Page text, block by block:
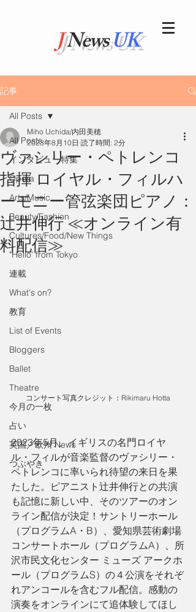
JNewsUK
記事
All Posts
インタビュー特集
Opera
Arts/Music
Beauty/Fashion
Cultures/Food/New Things
"Hello' from Tokyo
連載
What's on?
教育
List of Events
Bloggers
Ballet
Theatre
今月の一枚
占い
英国／欧州 News
つぶやき
All Posts
ヴァシリー・ペトレンコ
指揮 ロイヤル・フィルハ
ーモニー管弦楽団ピアノ：
辻󠄀井伸行 ≪オンライン有
料配信≫
Miho Uchida/内田美穂
2023年8月10日 読了時間: 2分
コンサート写真クレジット：Rikimaru Hotta
2023年5月、イギリスの名門ロイヤ
ル・フィルが音楽監督のヴァシリー・
ペトレンコに率いられ待望の来日を果
たした。ピアニスト辻井伸行との共演
も記憶に新しい中、そのツアーのオン
ライン配信が決定！サントリーホール
（プログラムA・B）、愛知県芸術劇場
コンサートホール（プログラムA）、所
沢市民文化センター ミューズ アークホ
ール（プログラムS）の４公演をそれぞ
れアンコールを含むフル配信。感動の
演奏をオンラインにて追体験してほし